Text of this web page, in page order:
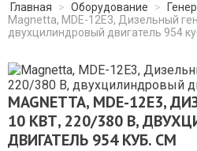
Главная > Оборудование >
Magnetta, MDE-12E3, Дизельный
двухцилиндровый двигатель 954
MAGNETTA, MDE-12E3,
10 КВТ, 220/380 В,
ДВИГАТЕЛЬ 954 КУБ. СМ